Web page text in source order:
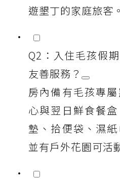
遊墾丁的家庭旅客。
Q2：入住毛孩假
友善服務？
房內備有毛孩專
心與翌日鮮食餐
墊、拾便袋、濕
並有戶外花園可活